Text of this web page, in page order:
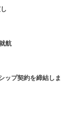
航
ップ契約を締結しま